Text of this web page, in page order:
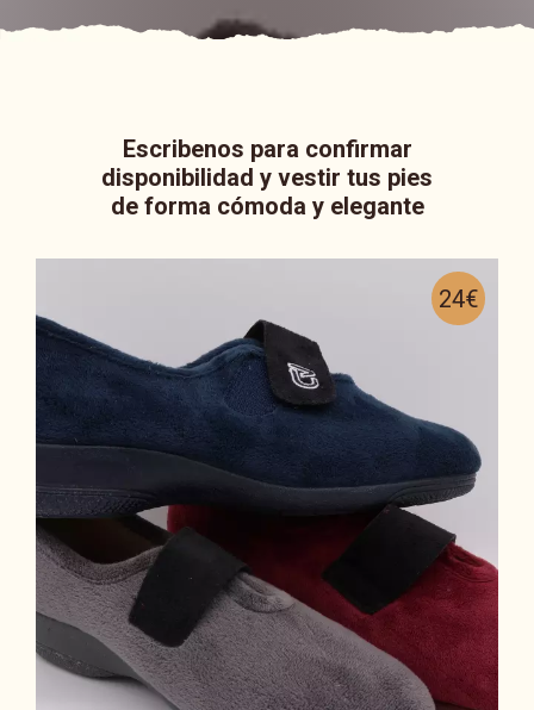
Escribenos para confirmar
disponibilidad y vestir tus pies
de forma cómoda y elegante
24€